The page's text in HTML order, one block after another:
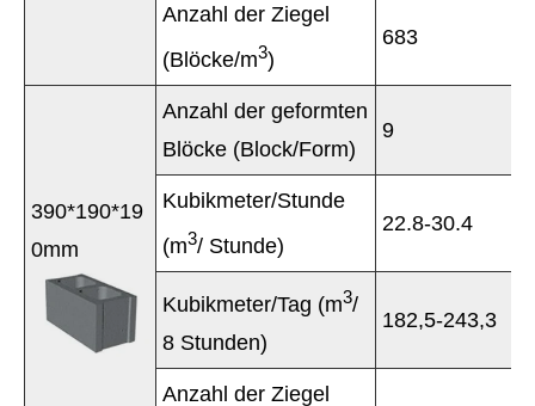
Anzahl der Ziegel
(Blöcke/m3)
683
390*190*19
0mm
Anzahl der geformten
Blöcke (Block/Form)
9
Kubikmeter/Stunde
(m3/ Stunde)
22.8-30.4
Kubikmeter/Tag (m3/
8 Stunden)
182,5-243,3
Anzahl der Ziegel